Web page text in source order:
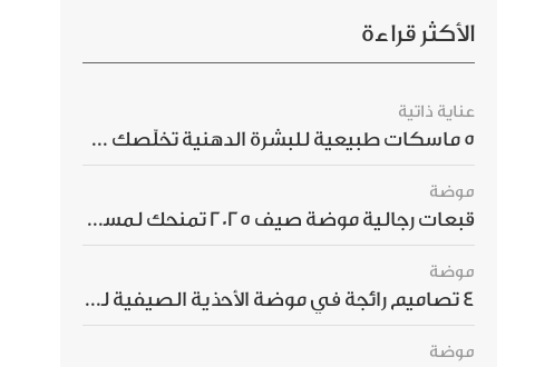
الأكثر قراءة
عناية ذاتية
5 ماسكات طبيعية للبشرة الدهنية تخلّصك من الحبوب بسرعة
موضة
قبعات رجالية موضة صيف 2025 تمنحك لمسة أناقة استثنائية
موضة
4 تصاميم رائجة في موضة الأحذية الصيفية للرجال هذا الموسم
موضة